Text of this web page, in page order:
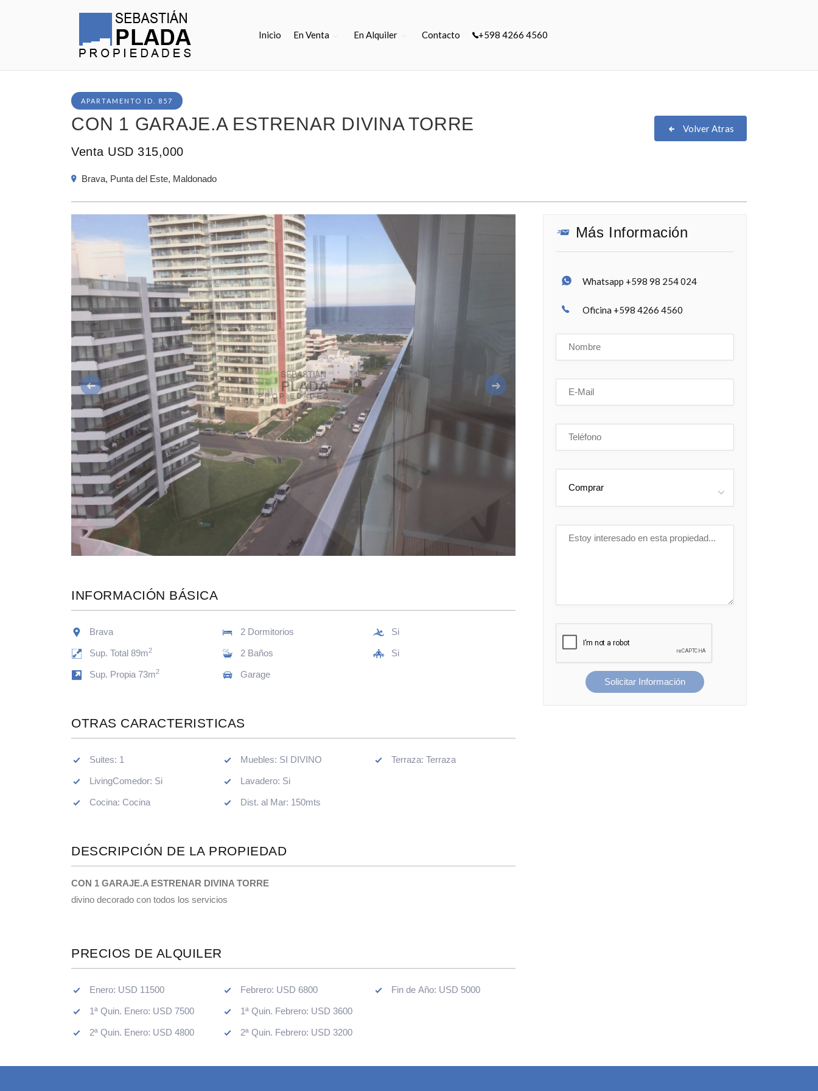
Inicio En Venta En Alquiler Contacto +598 4266 4560
APARTAMENTO ID. 857
CON 1 GARAJE.A ESTRENAR DIVINA TORRE
Venta USD 315,000
Brava, Punta del Este, Maldonado
Volver Atras
Anterior Siguiente
INFORMACIÓN BÁSICA
Brava
Sup. Total 89m2
Sup. Propia 73m2
2 Dormitorios
2 Baños
Garage
Si
Si
OTRAS CARACTERISTICAS
Suites: 1
LivingComedor: Si
Cocina: Cocina
Muebles: SI DIVINO
Lavadero: Si
Dist. al Mar: 150mts
Terraza: Terraza
DESCRIPCIÓN DE LA PROPIEDAD
CON 1 GARAJE.A ESTRENAR DIVINA TORRE
divino decorado con todos los servicios
PRECIOS DE ALQUILER
Enero: USD 11500
1ª Quin. Enero: USD 7500
2ª Quin. Enero: USD 4800
Febrero: USD 6800
1ª Quin. Febrero: USD 3600
2ª Quin. Febrero: USD 3200
Fin de Año: USD 5000
Más Información
Whatsapp +598 98 254 024
Oficina +598 4266 4560
Comprar
Solicitar Información